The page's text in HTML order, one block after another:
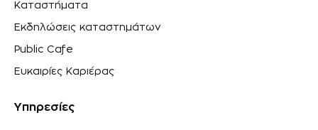
Καταστήματα
Εκδηλώσεις καταστημάτων
Public Cafe
Ευκαιρίες Καριέρας
Υπηρεσίες